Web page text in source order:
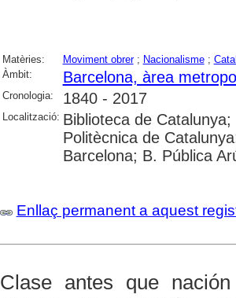
Matèries: Moviment obrer; Nacionalisme;
Àmbit:
Barcelona, àrea
Cronologia: 1840 - 2017
Localització: Biblioteca de
Politècnica de
Barcelona; B. Pública
Enllaç permanent a aquest
Clase antes que